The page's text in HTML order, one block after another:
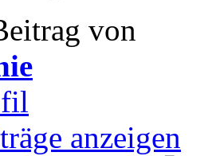
von
anzeigen